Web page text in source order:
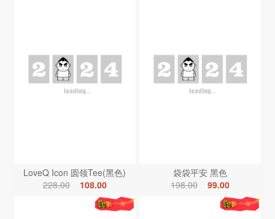
LoveQ Icon 圆领Tee(黑色)
228.00
108.00
袋袋平安 黑色
198.00
99.00